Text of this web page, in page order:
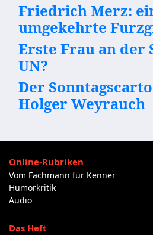
Friedrich Merz:
umgekehrte
Erste Frau an der
UN?
Der
Holger Weyrauch
Online-Rubriken
Vom Fachmann für Kenner
Humorkritik
Audio
Das Heft